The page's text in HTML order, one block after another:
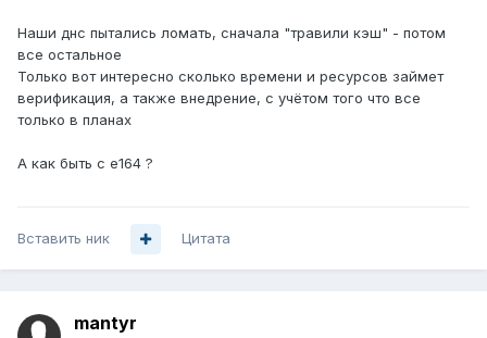
Наши днс пытались ломать, сначала "травили кэш" - потом
все остальное
Только вот интересно сколько времени и ресурсов займет
верификация, а также внедрение, с учётом того что все
только в планах
А как быть с e164 ?
Вставить ник Цитата
mantyr